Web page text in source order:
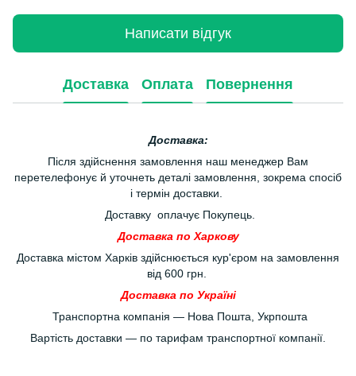
Написати відгук
Доставка Оплата Повернення
Доставка:
Після здійснення замовлення наш менеджер Вам
перетелефонує й уточнеть деталі замовлення, зокрема спосіб
і термін доставки.
Доставку оплачує Покупець.
Доставка по Харкову
Доставка містом Харків здійснюється кур'єром на замовлення
від 600 грн.
Доставка по Україні
Транспортна компанія — Нова Пошта, Укрпошта
Вартість доставки — по тарифам транспортної компанії.